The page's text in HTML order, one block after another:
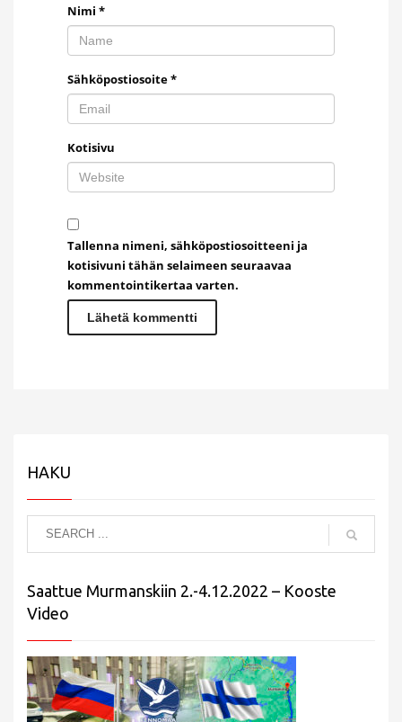
Nimi *
Sähköpostiosoite*
Kotisivu
Tallenna nimeni, sähköpostiosoitteeni ja
kotisivuni tähän selaimeen seuraavaa
kommentointikertaa varten.
HAKU
Saattue Murmanskiin 2.-4.12.2022 – Kooste
Video